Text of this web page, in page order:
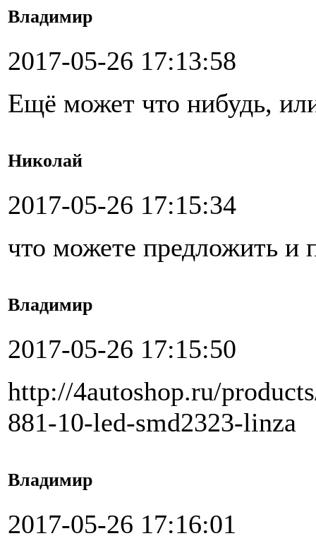
Владимир
2017-05-26 17:13:58
Ещё может что нибудь,
Николай
2017-05-26 17:15:34
что можете предложить и
Владимир
2017-05-26 17:15:50
http://4autoshop.ru/
881-10-led-smd2323-linza
Владимир
2017-05-26 17:16:01